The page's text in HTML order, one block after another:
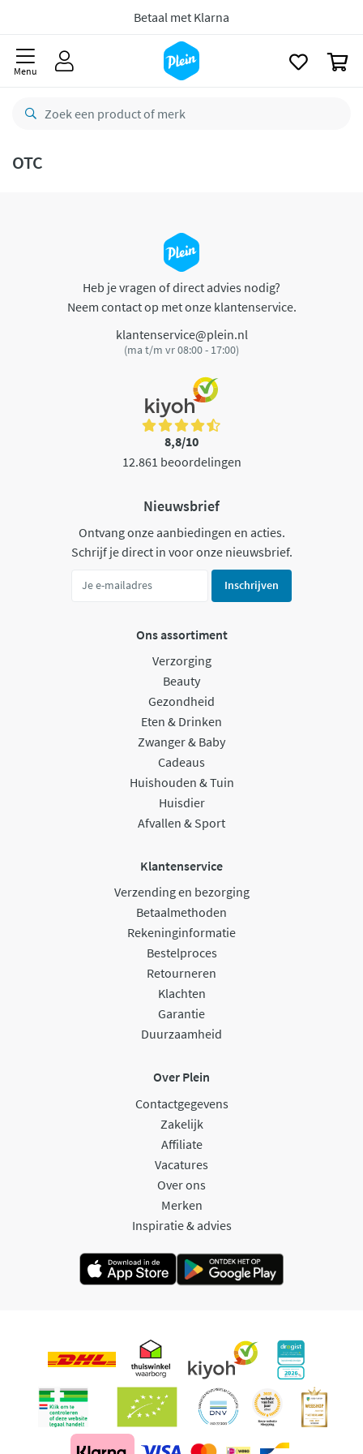
Betaal met Klarna
Menu
OTC
Heb je vragen of direct advies nodig?
Neem contact op met onze klantenservice.
klantenservice@plein.nl
(ma t/m vr 08:00 - 17:00)
8,8/10
12.861 beoordelingen
Nieuwsbrief
Ontvang onze aanbiedingen en acties.
Schrijf je direct in voor onze nieuwsbrief.
Inschrijven
Ons assortiment
Verzorging
Beauty
Gezondheid
Eten & Drinken
Zwanger & Baby
Cadeaus
Huishouden & Tuin
Huisdier
Afvallen & Sport
Klantenservice
Verzending en bezorging
Betaalmethoden
Rekeninginformatie
Bestelproces
Retourneren
Klachten
Garantie
Duurzaamheid
Over Plein
Contactgegevens
Zakelijk
Affiliate
Vacatures
Over ons
Merken
Inspiratie & advies